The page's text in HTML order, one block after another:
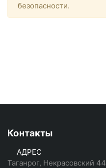
безопасности.
Контакты
АДРЕС
Таганрог, Некрасовский 44